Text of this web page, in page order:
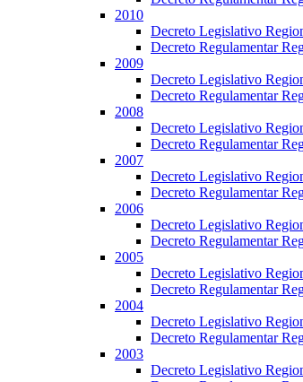
2010
Decreto Legislativo
Decreto Regulamentar
2009
Decreto Legislativo
Decreto Regulamentar
2008
Decreto Legislativo
Decreto Regulamentar
2007
Decreto Legislativo
Decreto Regulamentar
2006
Decreto Legislativo
Decreto Regulamentar
2005
Decreto Legislativo
Decreto Regulamentar
2004
Decreto Legislativo
Decreto Regulamentar
2003
Decreto Legislativo